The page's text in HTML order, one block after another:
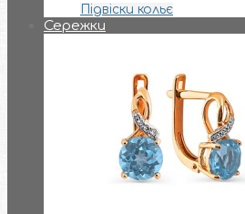
Підвіски кольє
Сережки